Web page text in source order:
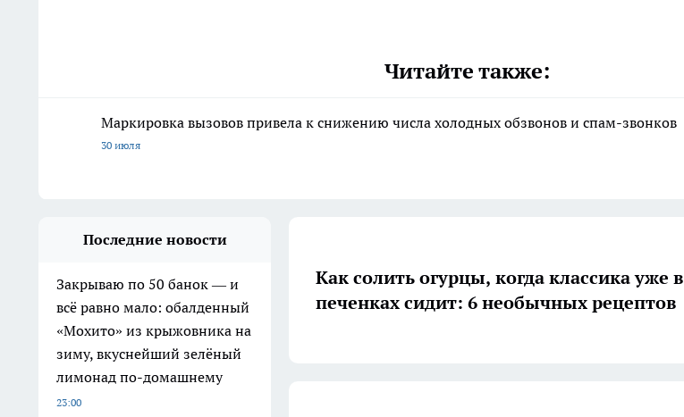
Читайте также:
Маркировка вызовов привела к снижению числа холодных обзвонов и спам-звонков
30 июля
Последние новости
Закрываю по 50 банок — и
всё равно мало: обалденный
«Мохито» из крыжовника на
зиму, вкуснейший зелёный
лимонад по-домашнему
23:00
Как солить огурцы, когда классика уже в
печенках сидит: 6 необычных рецептов